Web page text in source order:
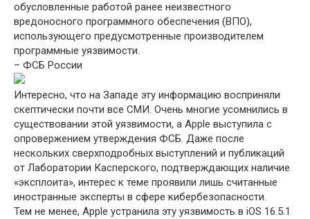
обусловленные работой ранее неизвестного
вредоносного программного обеспечения (ВПО),
использующего предусмотренные производителем
программные уязвимости.
– ФСБ России
Интересно, что на Западе эту информацию восприняли
скептически почти все СМИ. Очень многие усомнились в
существовании этой уязвимости, а Apple выступила с
опровержением утверждения ФСБ. Даже после
нескольких сверхподробных выступлений и публикаций
от Лаборатории Касперского, подтверждающих наличие
«эксплоита», интерес к теме проявили лишь считанные
иностранные эксперты в сфере кибербезопасности.
Тем не менее, Apple устранила эту уязвимость в iOS 16.5.1